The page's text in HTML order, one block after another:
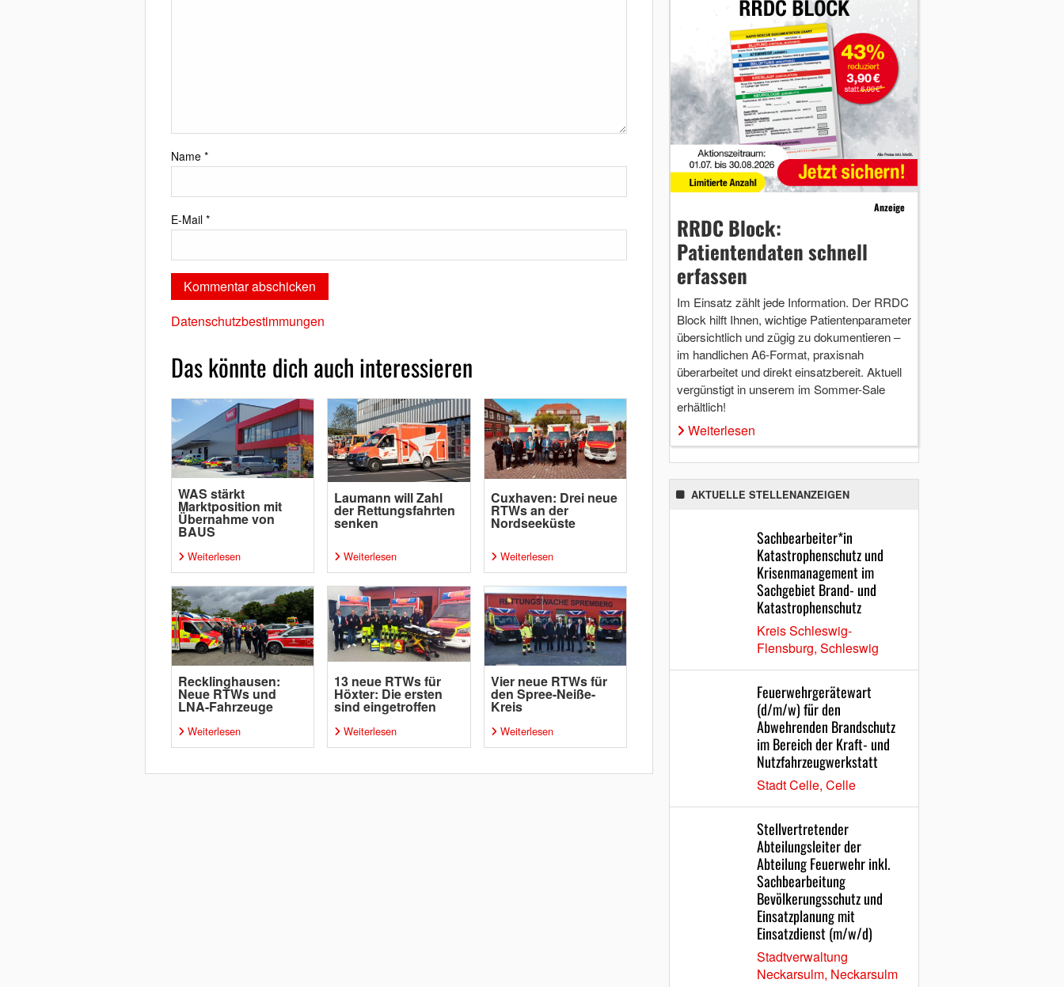
Name *
E-Mail *
Datenschutzbestimmungen
Das könnte dich auch interessieren
WAS stärkt
Marktposition mit
Übernahme von
BAUS
Weiterlesen
Laumann will Zahl
der Rettungsfahrten
senken
Weiterlesen
Cuxhaven: Drei neue
RTWs an der
Nordseeküste
Weiterlesen
Recklinghausen:
Neue RTWs und
LNA-Fahrzeuge
Weiterlesen
13 neue RTWs für
Höxter: Die ersten
sind eingetroffen
Weiterlesen
Vier neue RTWs für
den Spree-Neiße-
Kreis
Weiterlesen
Anzeige
RRDC Block:
Patientendaten schnell
erfassen
Im Einsatz zählt jede Information. Der RRDC
Block hilft Ihnen, wichtige Patientenparameter
übersichtlich und zügig zu dokumentieren –
im handlichen A6-Format, praxisnah
überarbeitet und direkt einsatzbereit. Aktuell
vergünstigt in unserem im Sommer-Sale
erhältlich!
Weiterlesen
AKTUELLE STELLENANZEIGEN
Sachbearbeiter*in
Katastrophenschutz und
Krisenmanagement im
Sachgebiet Brand- und
Katastrophenschutz
Kreis Schleswig-
Flensburg, Schleswig
Feuerwehrgerätewart
(d/m/w) für den
Abwehrenden Brandschutz
im Bereich der Kraft- und
Nutzfahrzeugwerkstatt
Stadt Celle, Celle
Stellvertretender
Abteilungsleiter der
Abteilung Feuerwehr inkl.
Sachbearbeitung
Bevölkerungsschutz und
Einsatzplanung mit
Einsatzdienst (m/w/d)
Stadtverwaltung
Neckarsulm, Neckarsulm